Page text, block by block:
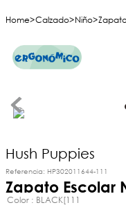
Calzado Niño
Hush Puppies
Referencia: HP302011644-111
Zapato Escolar
Color BLACK[111